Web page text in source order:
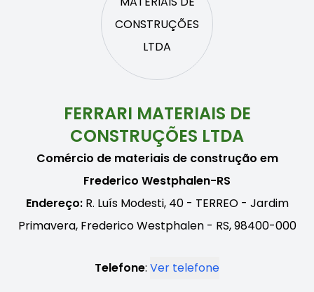
FERRARI MATERIAIS DE
CONSTRUÇÕES LTDA
Comércio de materiais de construção em
Frederico Westphalen-RS
Endereço:R. Luís Modesti, 40 - TERREO - Jardim
Primavera, Frederico Westphalen - RS, 98400-000
Telefone: Ver telefone